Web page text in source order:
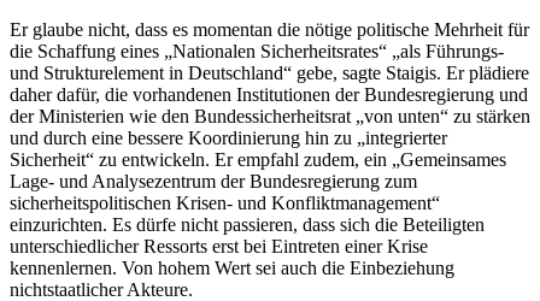
Er glaube nicht, dass es momentan die nötige politische Mehrheit für
die Schaffung eines „Nationalen Sicherheitsrates“ „als Führungs-
und Strukturelement in Deutschland“ gebe, sagte Staigis. Er plädiere
daher dafür, die vorhandenen Institutionen der Bundesregierung und
der Ministerien wie den Bundessicherheitsrat „von unten“ zu stärken
und durch eine bessere Koordinierung hin zu „integrierter
Sicherheit“ zu entwickeln. Er empfahl zudem, ein „Gemeinsames
Lage- und Analysezentrum der Bundesregierung zum
sicherheitspolitischen Krisen- und Konfliktmanagement“
einzurichten. Es dürfe nicht passieren, dass sich die Beteiligten
unterschiedlicher Ressorts erst bei Eintreten einer Krise
kennenlernen. Von hohem Wert sei auch die Einbeziehung
nichtstaatlicher Akteure.